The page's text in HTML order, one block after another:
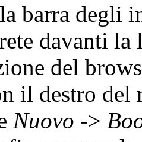
barra degli
davanti la
del
il destro del
Nuovo ->